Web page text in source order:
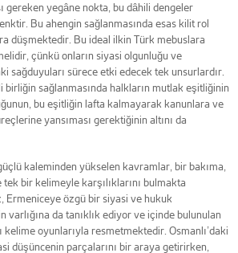
gereken yegâne nokta, bu dâhili dengeler
Bu ahengin sağlanmasında esas kilit rol
düşmektedir. Bu ideal ilkin Türk mebuslara
çünkü onların siyasi olgunluğu ve
sağduyuları sürece etki edecek tek unsurlardır.
birliğin sağlanmasında halkların mutlak eşitliğinin
bu eşitliğin lafta kalmayarak kanunlara ve
yansıması gerektiğinin altını da
kaleminden yükselen kavramlar, bir bakıma,
bir kelimeyle karşılıklarını bulmakta
Ermeniceye özgü bir siyasi ve hukuk
varlığına da tanıklık ediyor ve içinde bulunulan
kelime oyunlarıyla resmetmektedir. Osmanlı’daki
düşüncenin parçalarını bir araya getirirken,